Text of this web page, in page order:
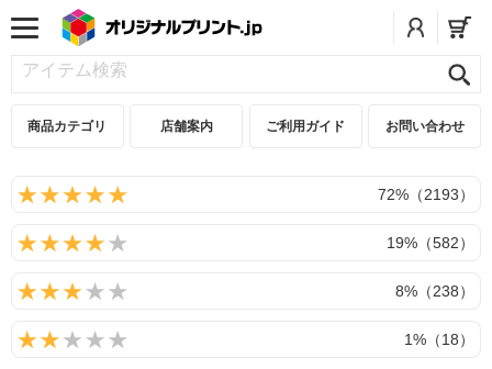
商品カテゴリ 店舗案内 ご利用ガイド お問い合わせ
72%（2193）
19%（582）
8%（238）
1%（18）